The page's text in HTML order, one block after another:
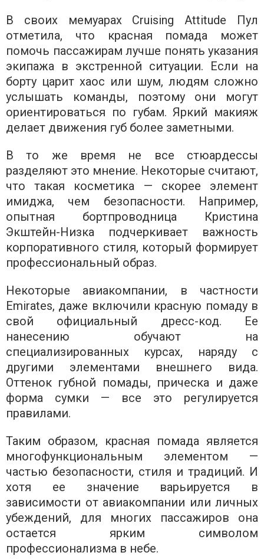
В своих мемуарах Cruising Attitude Пул
отметила, что красная помада может
помочь пассажирам лучше понять указания
экипажа в экстренной ситуации. Если на
борту царит хаос или шум, людям сложно
услышать команды, поэтому они могут
ориентироваться по губам. Яркий макияж
делает движения губ более заметными.
В то же время не все стюардессы
разделяют это мнение. Некоторые считают,
что такая косметика — скорее элемент
имиджа, чем безопасности. Например,
опытная бортпроводница Кристина
Экштейн-Низка подчеркивает важность
корпоративного стиля, который формирует
профессиональный образ.
Некоторые авиакомпании, в частности
Emirates, даже включили красную помаду в
свой официальный дресс-код. Ее
нанесению обучают на
специализированных курсах, наряду с
другими элементами внешнего вида.
Оттенок губной помады, прическа и даже
форма сумки — все это регулируется
правилами.
Таким образом, красная помада является
многофункциональным элементом —
частью безопасности, стиля и традиций. И
хотя ее значение варьируется в
зависимости от авиакомпании или личных
убеждений, для многих пассажиров она
остается ярким символом
профессионализма в небе.